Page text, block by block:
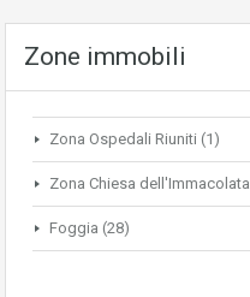
Zone immobili
Zona Ospedali Riuniti (1)
Zona Chiesa dell'Immacolata
Foggia (28)